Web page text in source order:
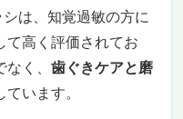
は、知覚過敏の方に
て高く評価されてお
く、 歯ぐきケアと磨
ています。